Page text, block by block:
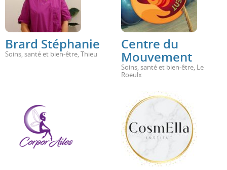
Brard Stéphanie
Soins, santé et bien-être, Thieu
Centre du
Mouvement
Soins, santé et bien-être, Le
Roeulx